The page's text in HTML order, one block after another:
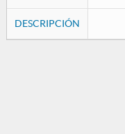
DESCRIPCIÓN